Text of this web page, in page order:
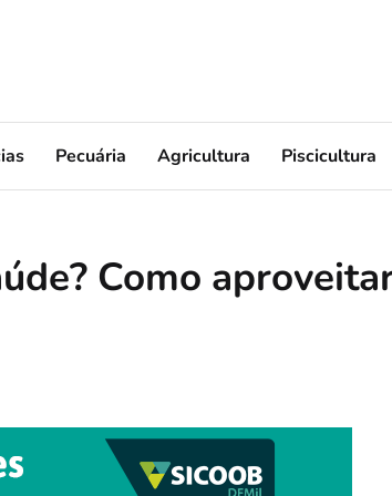
Pecuária Agricultura Piscicultura
Como